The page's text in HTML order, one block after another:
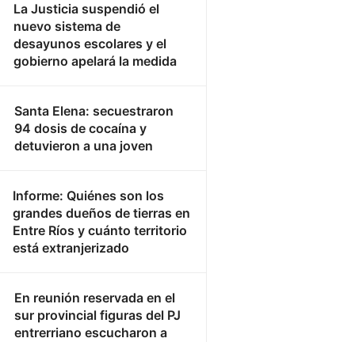
La Justicia suspendió el
nuevo sistema de
desayunos escolares y el
gobierno apelará la medida
Santa Elena: secuestraron
94 dosis de cocaína y
detuvieron a una joven
Informe: Quiénes son los
grandes dueños de tierras en
Entre Ríos y cuánto territorio
está extranjerizado
En reunión reservada en el
sur provincial figuras del PJ
entrerriano escucharon a